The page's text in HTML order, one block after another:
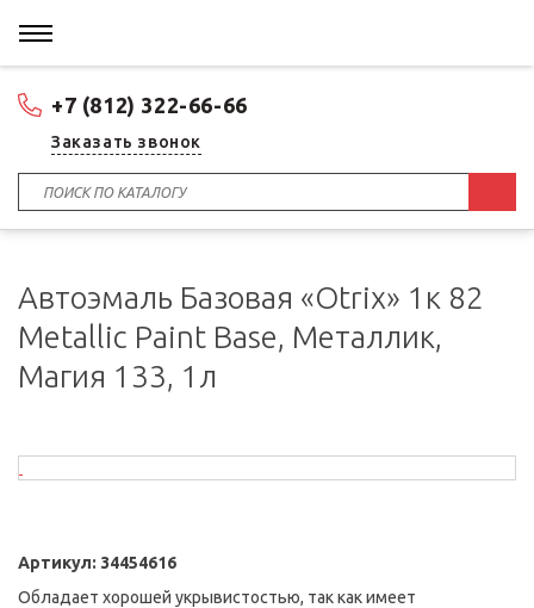
+7 (812) 322-66-66
Заказать звонок
Автоэмаль Базовая «Otrix» 1к 82
Metallic Paint Base, Металлик,
Магия 133, 1л
Артикул: 34454616
Обладает хорошей укрывистостью, так как имеет